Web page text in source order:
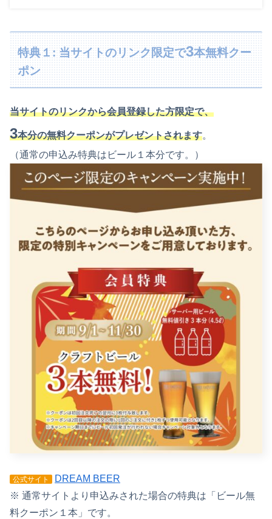
特典１: 当サイトのリンク限定で3本無料クー
ポン
当サイトのリンクから会員登録した方限定で、
3本分の無料クーポンがプレゼントされます。
（通常の申込み特典はビール１本分です。）
公式サイト
DREAM BEER
※ 通常サイトより申込みされた場合の特典は「ビール無
料クーポン１本」です。